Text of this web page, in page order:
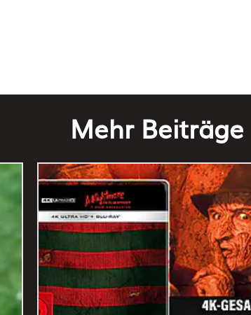
Mehr Beiträge